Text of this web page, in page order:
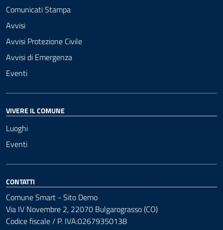
Comunicati Stampa
Avvisi
Avvisi Protezione Civile
Avvisi di Emergenza
Eventi
VIVERE IL COMUNE
Luoghi
Eventi
CONTATTI
Comune Smart - Sito Demo
Via IV Novembre 2, 22070 Bulgarograsso (CO)
Codice fiscale / P. IVA:02679350138